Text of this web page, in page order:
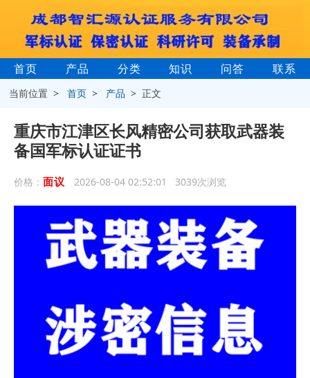
首页 产品 分类 知识 问答 联系
当前位置 >首页 > 产品 > 正文
重庆市江津区长风精密公司获取武器装
备国军标认证证书
价格： 面议 2026-08-04 02:52:01 3039次浏览